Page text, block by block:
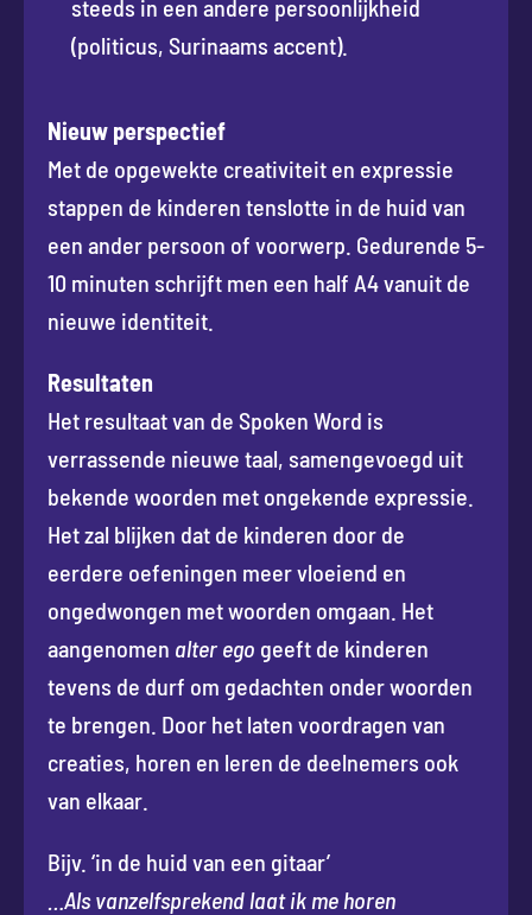
steeds in een andere persoonlijkheid
(politicus, Surinaams accent).
Nieuw perspectief
Met de opgewekte creativiteit en expressie
stappen de kinderen tenslotte in de huid van
een ander persoon of voorwerp. Gedurende 5-
10 minuten schrijft men een half A4 vanuit de
nieuwe identiteit.
Resultaten
Het resultaat van de Spoken Word is
verrassende nieuwe taal, samengevoegd uit
bekende woorden met ongekende expressie.
Het zal blijken dat de kinderen door de
eerdere oefeningen meer vloeiend en
ongedwongen met woorden omgaan. Het
aangenomen alter ego geeft de kinderen
tevens de durf om gedachten onder woorden
te brengen. Door het laten voordragen van
creaties, horen en leren de deelnemers ook
van elkaar.
Bijv. ‘in de huid van een gitaar’
…Als vanzelfsprekend laat ik me horen